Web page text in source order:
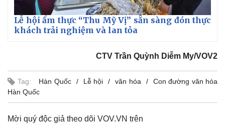
Lễ hội ẩm thực “Thu Mỹ Vị” sẵn sàng đón thực
khách trải nghiệm và lan tỏa
CTV Trần Quỳnh Diễm My/VOV2
Tag: Hàn Quốc Lễ hội văn hóa
Con đường văn hóa
Hàn Quốc
Mời quý độc giả theo dõi VOV.VN trên